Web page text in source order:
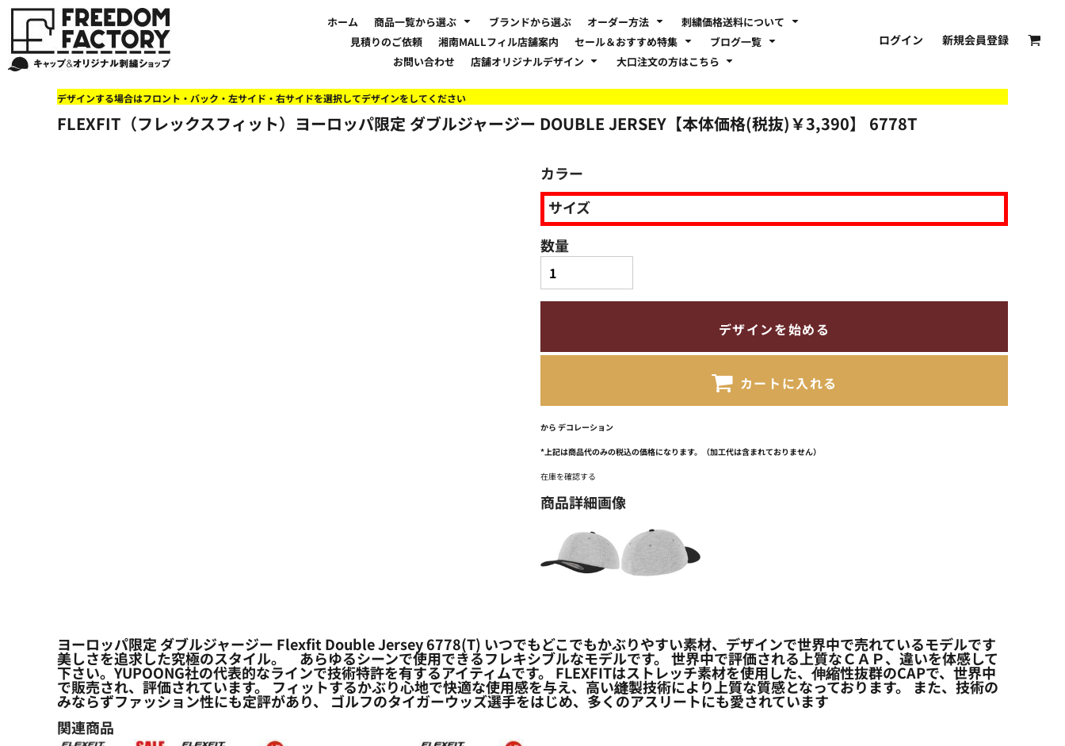
ホーム 商品一覧から選ぶ ブランドから選ぶ オーダー方法
刺繍価格送料について
見積りのご依頼
湘南MALLフィル店舗案内 セール＆おすすめ特集
ブログ一覧
お問い合わせ
店舗オリジナルデザイン 大口注文の方はこちら
ログイン 新規会員登録
デザインする場合はフロント・バック・左サイド・右サイドを選択してデザインをしてください
FLEXFIT（フレックスフィット）ヨーロッパ限定 ダブルジャージー DOUBLE JERSEY【本体価格(税抜)￥3,390】 6778T
カラー
サイズ
数量
デザインを始める
カートに入れる
から デコレーション
*上記は商品代のみの税込の価格になります。（加工代は含まれておりません）
在庫を確認する
商品詳細画像
ヨーロッパ限定 ダブルジャージー Flexfit Double Jersey 6778(T) いつでもどこでもかぶりやすい素材、デザインで世界中で売れているモデルです
美しさを追求した究極のスタイル。 あらゆるシーンで使用できるフレキシブルなモデルです。 世界中で評価される上質なＣＡＰ、違いを体感して
下さい。YUPOONG社の代表的なラインで技術特許を有するアイティムです。 FLEXFITはストレッチ素材を使用した、伸縮性抜群のCAPで、世界中
で販売され、評価されています。 フィットするかぶり心地で快適な使用感を与え、高い縫製技術により上質な質感となっております。 また、技術の
みならずファッション性にも定評があり、 ゴルフのタイガーウッズ選手をはじめ、多くのアスリートにも愛されています
関連商品
ホーム
商品一覧から選ぶ
商品一覧から選ぶ
オーダー方法
オーダー方法
新着おすすめ商品
セール
NEW ERA BLANK CAP(ニューエラ 無地キャップ）
FLEXFIT/YUPOONG（フレックスフィット/ユーポン 無地キャップ）
その他ブランドブランク無地キャップ
オリジナル刺繍をオーダー
文字でデザインする場合
お客様のデザインをアップロードする場合
ネットで購入した方で再注文したい方へ
Q&A 質問と回答参考事例
【帽子】刺繍価格について
【アパレル】刺繍価格について
送料について
オリジナル刺繍製作事例
オリジナル刺繍価格参考事例
バッグやTシャツにも刺繍可能
59FIFTYとは?
ユーポン/フレックスフィットとは
ユナイテッドアスレ取り扱い開始!
キャラクターワッペン販売中!
商品紹介・新着情報
刺繍・デザインの知識
刺繍ミシン・設備紹介
帽子のメンテナンス他
FREEDOM
アルファベット3D刺繍 花文字A A-Z
ワッペン
湘南
父の日
法人・企業向け商品特集
イベント・販促向け商品特集
学校・部活向け商品特集